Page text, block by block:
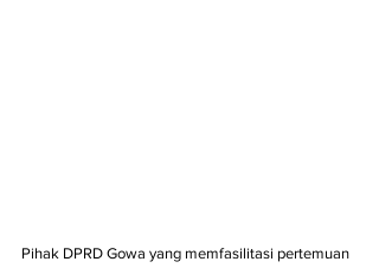
Pihak DPRD Gowa yang memfasilitasi pertemuan